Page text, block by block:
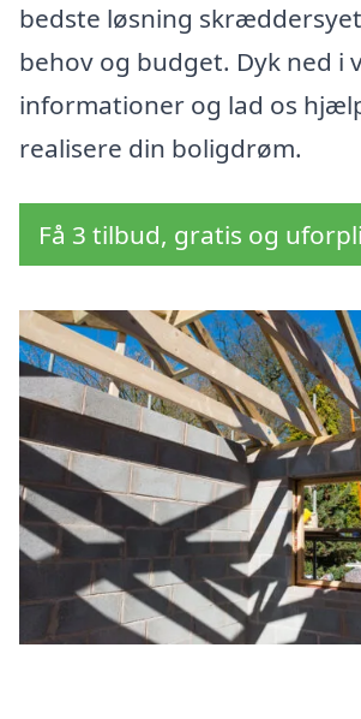
bedste løsning
behov og budget. Dyk ned i
informationer og lad os
realisere din boligdrøm.
Få 3 tilbud, gratis og